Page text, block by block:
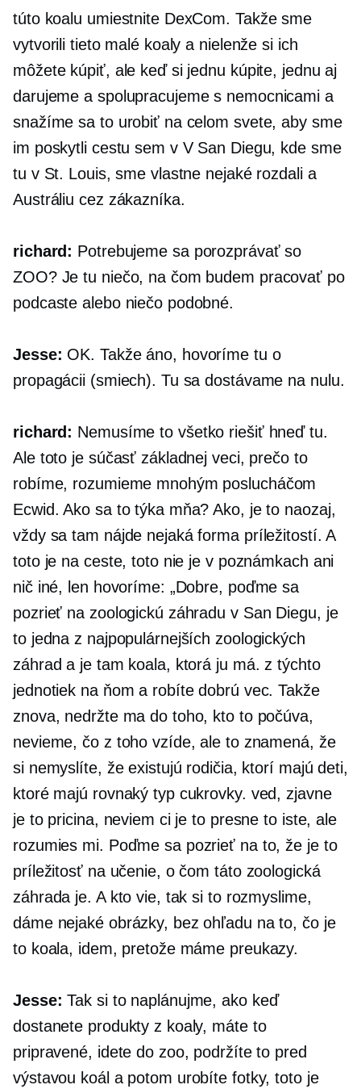
túto koalu umiestnite DexCom. Takže sme
vytvorili tieto malé koaly a nielenže si ich
môžete kúpiť, ale keď si jednu kúpite, jednu aj
darujeme a spolupracujeme s nemocnicami a
snažíme sa to urobiť na celom svete, aby sme
im poskytli cestu sem v V San Diegu, kde sme
tu v St. Louis, sme vlastne nejaké rozdali a
Austráliu cez zákazníka.
richard: Potrebujeme sa porozprávať so
ZOO? Je tu niečo, na čom budem pracovať po
podcaste alebo niečo podobné.
Jesse: OK. Takže áno, hovoríme tu o
propagácii (smiech). Tu sa dostávame na nulu.
richard: Nemusíme to všetko riešiť hneď tu.
Ale toto je súčasť základnej veci, prečo to
robíme, rozumieme mnohým poslucháčom
Ecwid. Ako sa to týka mňa? Ako, je to naozaj,
vždy sa tam nájde nejaká forma príležitostí. A
toto je na ceste, toto nie je v poznámkach ani
nič iné, len hovoríme: „Dobre, poďme sa
pozrieť na zoologickú záhradu v San Diegu, je
to jedna z najpopulárnejších zoologických
záhrad a je tam koala, ktorá ju má. z týchto
jednotiek na ňom a robíte dobrú vec. Takže
znova, nedržte ma do toho, kto to počúva,
nevieme, čo z toho vzíde, ale to znamená, že
si nemyslíte, že existujú rodičia, ktorí majú deti,
ktoré majú rovnaký typ cukrovky. ved, zjavne
je to pricina, neviem ci je to presne to iste, ale
rozumies mi. Poďme sa pozrieť na to, že je to
príležitosť na učenie, o čom táto zoologická
záhrada je. A kto vie, tak si to rozmyslime,
dáme nejaké obrázky, bez ohľadu na to, čo je
to koala, idem, pretože máme preukazy.
Jesse: Tak si to naplánujme, ako keď
dostanete produkty z koaly, máte to
pripravené, idete do zoo, podržíte to pred
výstavou koál a potom urobíte fotky, toto je